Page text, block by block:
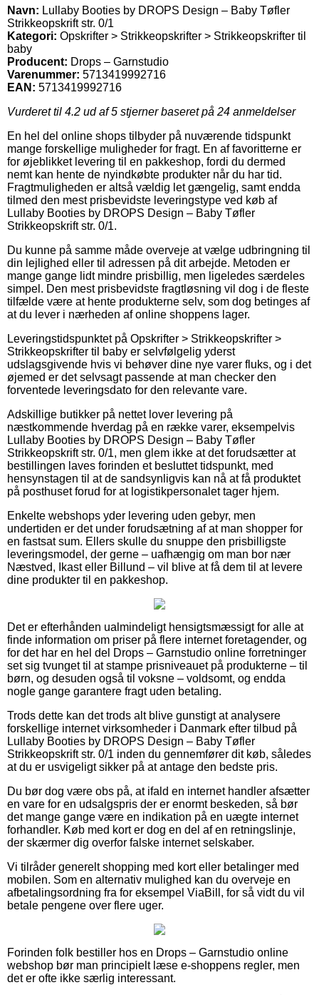
Navn: Lullaby Booties by DROPS Design – Baby Tøfler
Strikkeopskrift str. 0/1
Kategori: Opskrifter > Strikkeopskrifter > Strikkeopskrifter til
baby
Producent: Drops – Garnstudio
Varenummer: 5713419992716
EAN: 5713419992716
Vurderet til 4.2 ud af 5 stjerner baseret på 24 anmeldelser
En hel del online shops tilbyder på nuværende tidspunkt
mange forskellige muligheder for fragt. En af favoritterne er
for øjeblikket levering til en pakkeshop, fordi du dermed
nemt kan hente de nyindkøbte produkter når du har tid.
Fragtmuligheden er altså vældig let gængelig, samt endda
tilmed den mest prisbevidste leveringstype ved køb af
Lullaby Booties by DROPS Design – Baby Tøfler
Strikkeopskrift str. 0/1.
Du kunne på samme måde overveje at vælge udbringning til
din lejlighed eller til adressen på dit arbejde. Metoden er
mange gange lidt mindre prisbillig, men ligeledes særdeles
simpel. Den mest prisbevidste fragtløsning vil dog i de fleste
tilfælde være at hente produkterne selv, som dog betinges af
at du lever i nærheden af online shoppens lager.
Leveringstidspunktet på Opskrifter > Strikkeopskrifter >
Strikkeopskrifter til baby er selvfølgelig yderst
udslagsgivende hvis vi behøver dine nye varer fluks, og i det
øjemed er det selvsagt passende at man checker den
forventede leveringsdato for den relevante vare.
Adskillige butikker på nettet lover levering på
næstkommende hverdag på en række varer, eksempelvis
Lullaby Booties by DROPS Design – Baby Tøfler
Strikkeopskrift str. 0/1, men glem ikke at det forudsætter at
bestillingen laves forinden et besluttet tidspunkt, med
hensynstagen til at de sandsynligvis kan nå at få produktet
på posthuset forud for at logistikpersonalet tager hjem.
Enkelte webshops yder levering uden gebyr, men
undertiden er det under forudsætning af at man shopper for
en fastsat sum. Ellers skulle du snuppe den prisbilligste
leveringsmodel, der gerne – uafhængig om man bor nær
Næstved, Ikast eller Billund – vil blive at få dem til at levere
dine produkter til en pakkeshop.
Det er efterhånden ualmindeligt hensigtsmæssigt for alle at
finde information om priser på flere internet foretagender, og
for det har en hel del Drops – Garnstudio online forretninger
set sig tvunget til at stampe prisniveauet på produkterne – til
børn, og desuden også til voksne – voldsomt, og endda
nogle gange garantere fragt uden betaling.
Trods dette kan det trods alt blive gunstigt at analysere
forskellige internet virksomheder i Danmark efter tilbud på
Lullaby Booties by DROPS Design – Baby Tøfler
Strikkeopskrift str. 0/1 inden du gennemfører dit køb, således
at du er usvigeligt sikker på at antage den bedste pris.
Du bør dog være obs på, at ifald en internet handler afsætter
en vare for en udsalgspris der er enormt beskeden, så bør
det mange gange være en indikation på en uægte internet
forhandler. Køb med kort er dog en del af en retningslinje,
der skærmer dig overfor falske internet selskaber.
Vi tilråder generelt shopping med kort eller betalinger med
mobilen. Som en alternativ mulighed kan du overveje en
afbetalingsordning fra for eksempel ViaBill, for så vidt du vil
betale pengene over flere uger.
Forinden folk bestiller hos en Drops – Garnstudio online
webshop bør man principielt læse e-shoppens regler, men
det er ofte ikke særlig interessant.